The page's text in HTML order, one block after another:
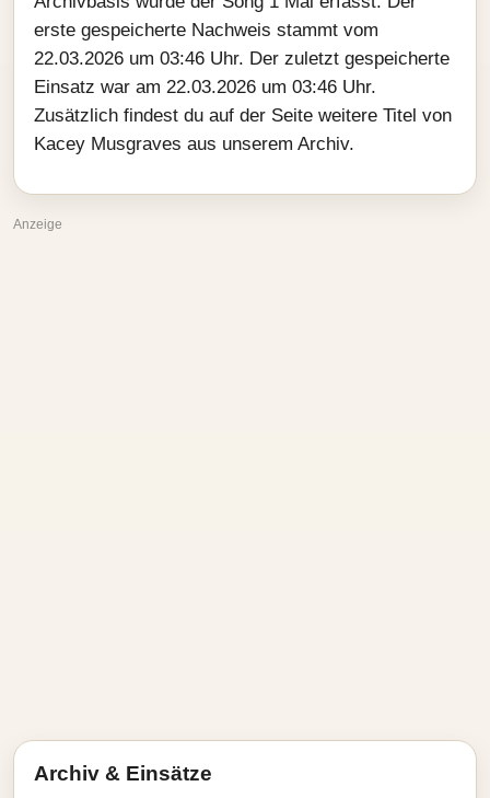
erste gespeicherte Nachweis stammt vom
22.03.2026 um 03:46 Uhr. Der zuletzt gespeicherte
Einsatz war am 22.03.2026 um 03:46 Uhr.
Zusätzlich findest du auf der Seite weitere Titel von
Kacey Musgraves aus unserem Archiv.
Anzeige
Archiv & Einsätze